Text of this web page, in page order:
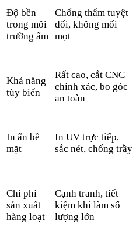
Độ bền
trong môi
trường ẩm
Chống thấm tuyệt
đối, không mối
mọt
Khả năng
tùy biến
Rất cao, cắt CNC
chính xác, bo góc
an toàn
In ấn bề
mặt
In UV trực tiếp,
sắc nét, chống trầy
Chi phí
sản xuất
hàng loạt
Cạnh tranh, tiết
kiệm khi làm số
lượng lớn